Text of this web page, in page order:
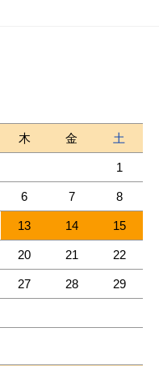
木 金 土
1
6 7 8
13 14 15
20 21 22
27 28 29